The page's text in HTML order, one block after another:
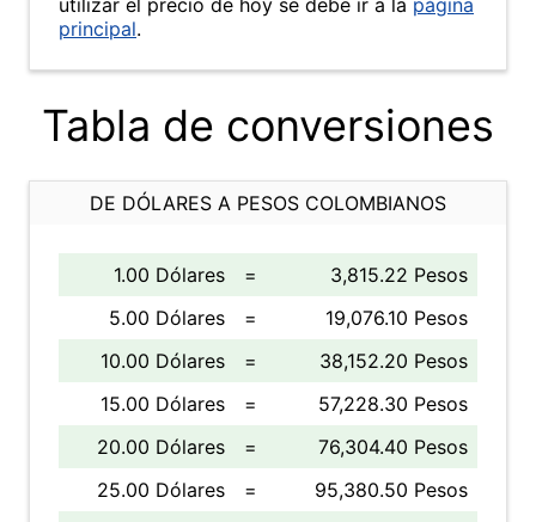
utilizar el precio de hoy se debe ir a la página
principal.
Tabla de conversiones
DE DÓLARES A PESOS COLOMBIANOS
1.00 Dólares =
3,815.22 Pesos
5.00 Dólares
=
19,076.10 Pesos
10.00 Dólares
=
38,152.20 Pesos
15.00 Dólares
=
57,228.30 Pesos
20.00 Dólares
=
76,304.40 Pesos
25.00 Dólares
=
95,380.50 Pesos